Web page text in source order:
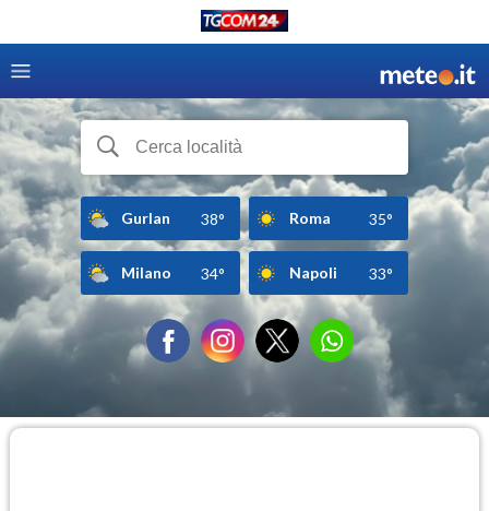
Gurlan 38° Roma 35°
Milano 34° Napoli 33°